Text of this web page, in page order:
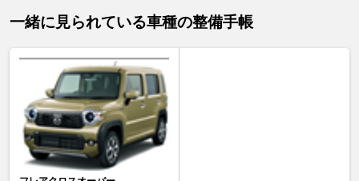
一緒に見られている車種の整備手帳